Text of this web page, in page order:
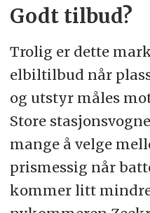
Godt tilbud?
Trolig er dette
elbiltilbud når
og utstyr måles
Store
mange å velge
prismessig når
kommer litt